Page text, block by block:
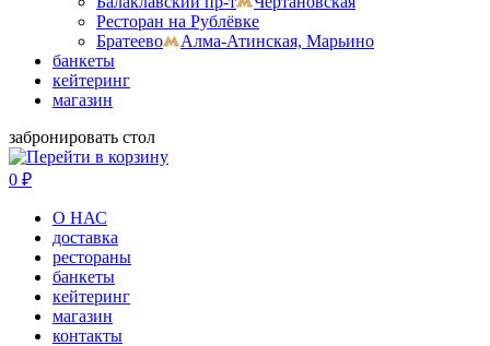
Ресторан на Рублёвке
Братеево
Алма-Атинская, Марьино
банкеты
кейтеринг
магазин
забронировать стол
0 ₽
О НАС
доставка
рестораны
банкеты
кейтеринг
магазин
контакты